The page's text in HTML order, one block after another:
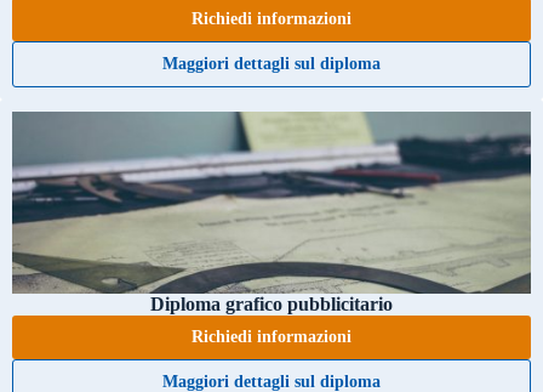
Richiedi informazioni
Maggiori dettagli sul diploma
Diploma grafico pubblicitario
Richiedi informazioni
Maggiori dettagli sul diploma